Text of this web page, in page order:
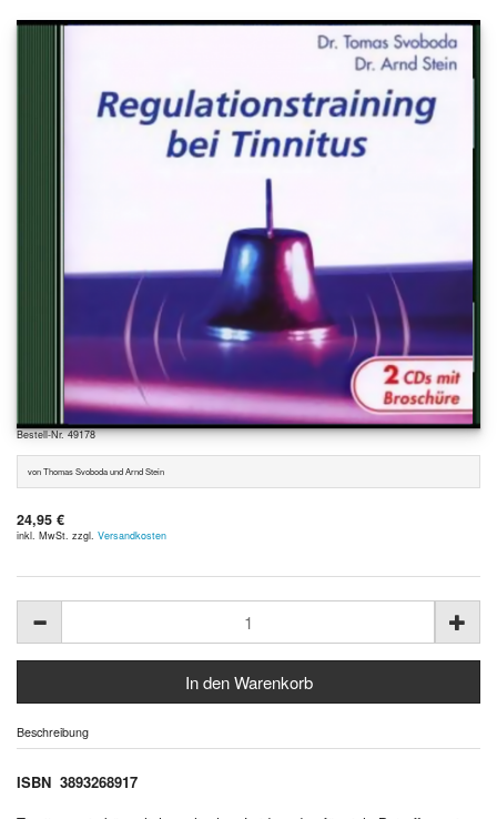
Bestell-Nr. 49178
von Thomas Svoboda und Arnd Stein
24,95 €
inkl. MwSt. zzgl. Versandkosten
Beschreibung
ISBN 3893268917